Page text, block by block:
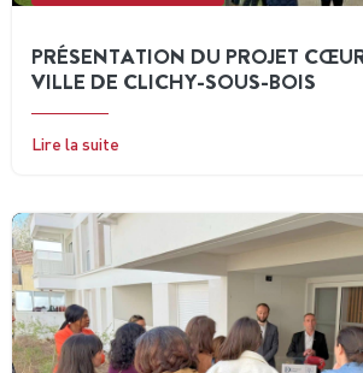
PRÉSENTATION DU PROJET
VILLE DE CLICHY-SOUS-BOIS
Lire la suite